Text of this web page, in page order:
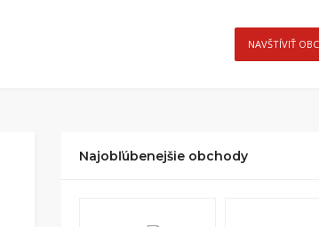
NAVŠTÍVIŤ
Najobľúbenejšie obchody